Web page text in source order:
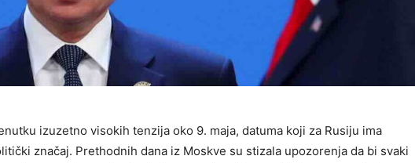
izuzetno visokih tenzija oko 9. maja, datuma koji za Rusiju ima
značaj. Prethodnih dana iz Moskve su stizala upozorenja da bi svaki